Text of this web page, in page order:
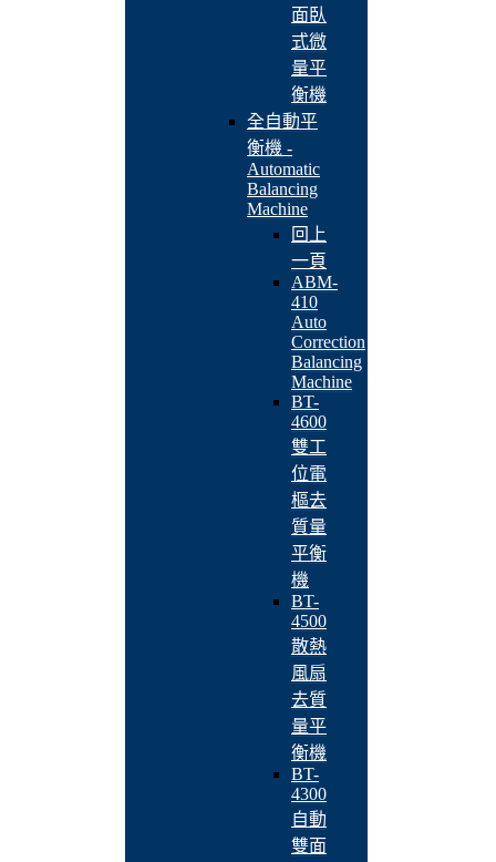
面臥
式微
量平
衡機
全自動平
衡機 -
Automatic
Balancing
Machine
回上
一頁
ABM-
410
Auto
Correction
Balancing
Machine
BT-
4600
雙工
位電
樞去
質量
平衡
機
BT-
4500
散熱
風扇
去質
量平
衡機
BT-
4300
自動
雙面